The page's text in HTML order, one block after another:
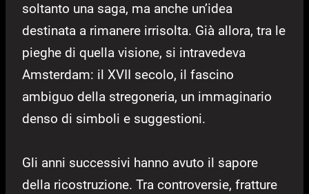
soltanto una saga, ma anche un’idea
destinata a rimanere irrisolta. Già allora, tra le
pieghe di quella visione, si intravedeva
Amsterdam: il XVII secolo, il fascino
ambiguo della stregoneria, un immaginario
denso di simboli e suggestioni.
Gli anni successivi hanno avuto il sapore
della ricostruzione. Tra controversie, fratture